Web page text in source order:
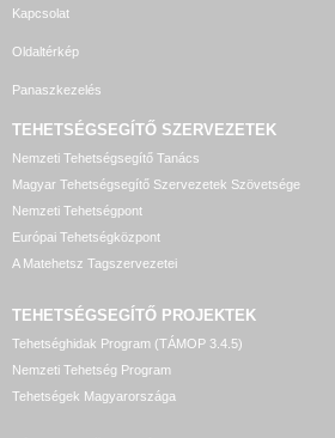
Kapcsolat
Oldaltérkép
Panaszkezelés
TEHETSÉGSEGÍTŐ SZERVEZETEK
Nemzeti Tehetségsegítő Tanács
Magyar Tehetségsegítő Szervezetek Szövetsége
Nemzeti Tehetségpont
Európai Tehetségközpont
A Matehetsz Tagszervezetei
TEHETSÉGSEGÍTŐ PROJEKTEK
Tehetséghidak Program (TÁMOP 3.4.5)
Nemzeti Tehetség Program
Tehetségek Magyarországa